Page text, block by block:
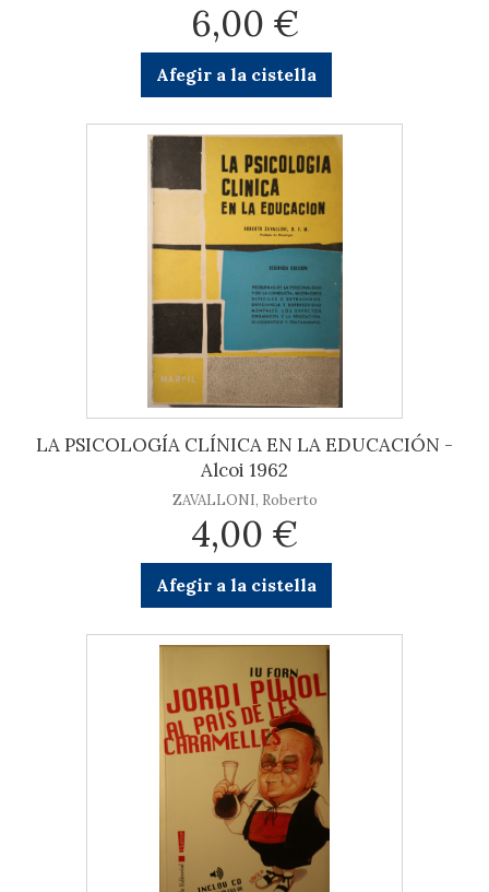
6,00 €
Afegir a la cistella
LA PSICOLOGÍA CLÍNICA EN LA EDUCACIÓN -
Alcoi 1962
ZAVALLONI, Roberto
4,00 €
Afegir a la cistella